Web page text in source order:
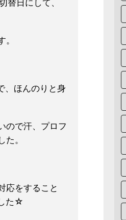
替日にして、
ほんのりと身
ので汗、プロフ
た。
応をすること
た☆